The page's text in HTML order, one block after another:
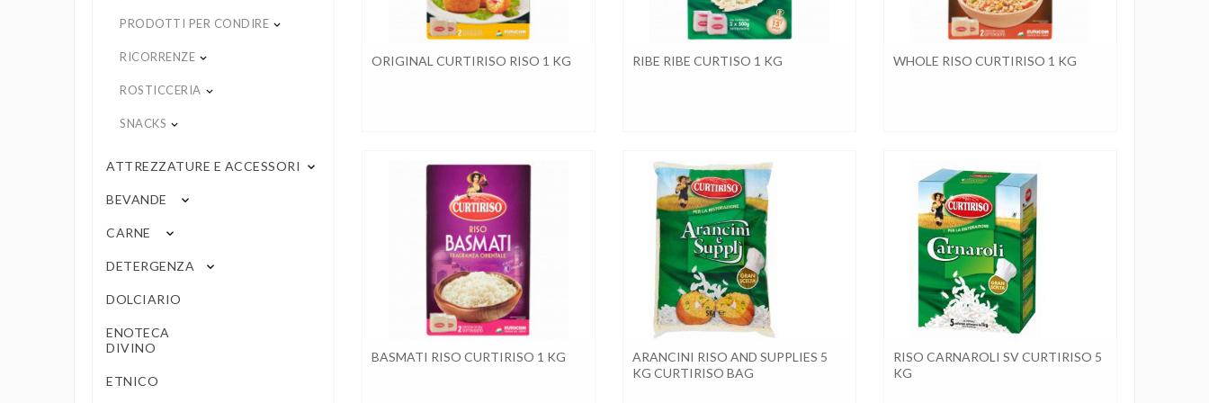
PRODOTTI PER CONDIRE keyboard_arrow_down
RICORRENZE keyboard_arrow_down
ROSTICCERIA keyboard_arrow_down
SNACKS keyboard_arrow_down
ATTREZZATURE E ACCESSORI keyboard_arrow_down
BEVANDE keyboard_arrow_down
CARNE keyboard_arrow_down
DETERGENZA keyboard_arrow_down
DOLCIARIO
ENOTECA
DIVINO
ETNICO
ORIGINAL CURTIRISO RISO 1 KG RIBE RIBE CURTISO 1 KG WHOLE RISO CURTIRISO 1 KG
BASMATI RISO CURTIRISO 1 KG
ARANCINI RISO AND SUPPLIES 5
KG CURTIRISO BAG
RISO CARNAROLI SV CURTIRISO 5
KG